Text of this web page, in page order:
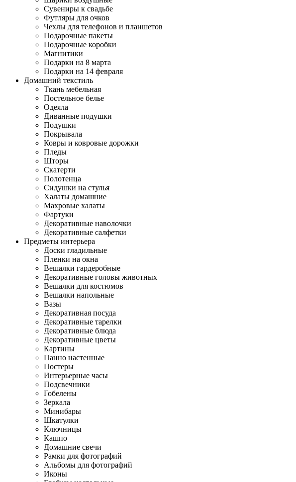
Сувениры к свадьбе
Футляры для очков
Чехлы для телефонов и планшетов
Подарочные пакеты
Подарочные коробки
Магнитики
Подарки на 8 марта
Подарки на 14 февраля
Домашний текстиль
Ткань мебельная
Постельное белье
Одеяла
Диванные подушки
Подушки
Покрывала
Ковры и ковровые дорожки
Пледы
Шторы
Скатерти
Полотенца
Сидушки на стулья
Халаты домашние
Махровые халаты
Фартуки
Декоративные наволочки
Декоративные салфетки
Предметы интерьера
Доски гладильные
Пленки на окна
Вешалки гардеробные
Декоративные головы животных
Вешалки для костюмов
Вешалки напольные
Вазы
Декоративная посуда
Декоративные тарелки
Декоративные блюда
Декоративные цветы
Картины
Панно настенные
Постеры
Интерьерные часы
Подсвечники
Гобелены
Зеркала
Минибары
Шкатулки
Ключницы
Кашпо
Домашние свечи
Рамки для фотографий
Альбомы для фотографий
Иконы